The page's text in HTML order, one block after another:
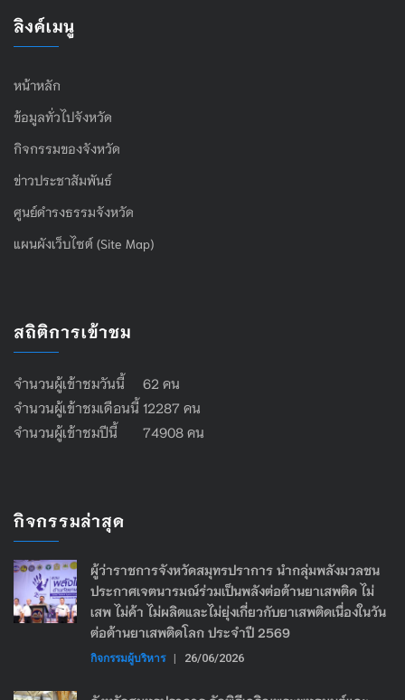
ลิงค์เมนู
หน้าหลัก
ข้อมูลทั่วไปจังหวัด
กิจกรรมของจังหวัด
ข่าวประชาสัมพันธ์
ศูนย์ดำรงธรรมจังหวัด
แผนผังเว็บไซต์ (Site Map)
สถิติการเข้าชม
จำนวนผู้เข้าชมวันนี้ 62 คน
จำนวนผู้เข้าชมเดือนนี้ 12287 คน
จำนวนผู้เข้าชมปีนี้ 74908 คน
กิจกรรมล่าสุด
ผู้ว่าราชการจังหวัดสมุทรปราการ นำกลุ่มพลังมวลชน
ประกาศเจตนารมณ์ร่วมเป็นพลังต่อต้านยาเสพติด ไม่
เสพ ไม่ค้า ไม่ผลิตและไม่ยุ่งเกี่ยวกับยาเสพติดเนื่องในวัน
ต่อต้านยาเสพติดโลก ประจำปี 2569
กิจกรรมผู้บริหาร | 26/06/2026